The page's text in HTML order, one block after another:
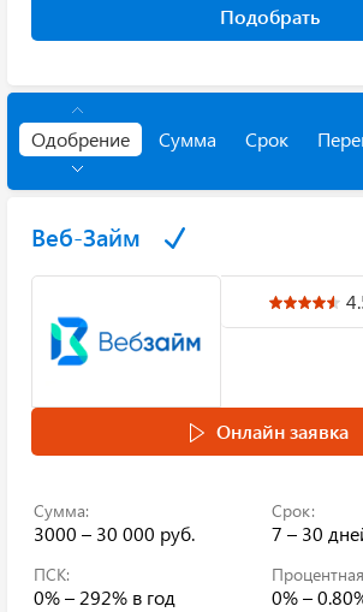
Подобрать
Одобрение Сумма Срок
Веб-Займ
Онлайн заявка
Сумма:
3000 – 30 000 руб.
Срок:
7 – 30
ПСК:
0% – 292% в год 0% –